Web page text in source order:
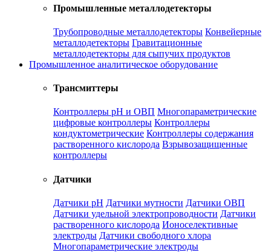
Промышленные металлодетекторы
Трубопроводные металлодетекторы Конвейерные
металлодетекторы Гравитационные
металлодетекторы для сыпучих продуктов
Промышленное аналитическое оборудование
Трансмиттеры
Контроллеры рН и ОВП Многопараметрические
цифровые контроллеры Контроллеры
кондуктометрические Контроллеры содержания
растворенного кислорода Взрывозащищенные
контроллеры
Датчики
Датчики рН Датчики мутности Датчики ОВП
Датчики удельной электропроводности Датчики
растворенного кислорода Ионоселективные
электроды Датчики свободного хлора
Многопараметрические электроды